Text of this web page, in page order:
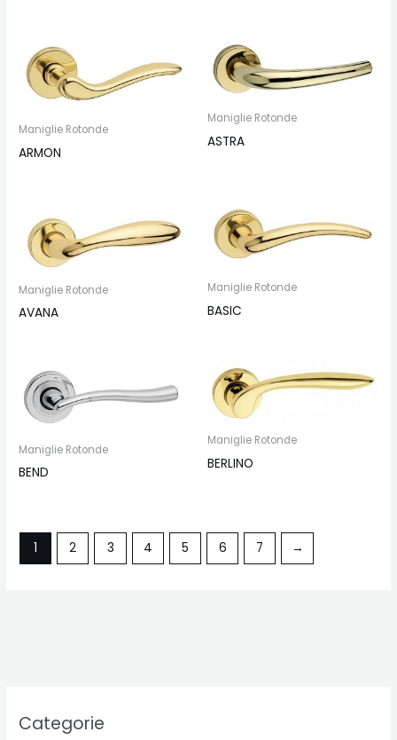
Categorie
Maniglie Rotonde
ARMON
Maniglie Rotonde
ASTRA
Maniglie Rotonde
AVANA
Maniglie Rotonde
BASIC
Maniglie Rotonde
BEND
Maniglie Rotonde
BERLINO
1 2 3 4 5 6 7 →